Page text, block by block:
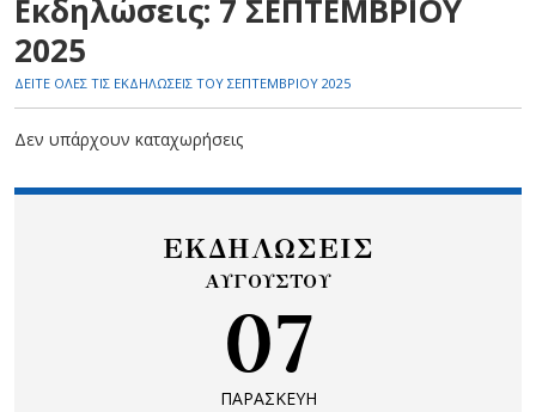
Εκδηλώσεις: 7 ΣΕΠΤΕΜΒΡΙΟΥ
2025
ΔΕΙΤΕ ΟΛΕΣ ΤΙΣ ΕΚΔΗΛΩΣΕΙΣ ΤΟΥ ΣΕΠΤΕΜΒΡΙΟΥ 2025
Δεν υπάρχουν καταχωρήσεις
ΕΚΔΗΛΩΣΕΙΣ
ΑΥΓΟΥΣΤΟΥ
07
ΠΑΡΑΣΚΕΥΗ